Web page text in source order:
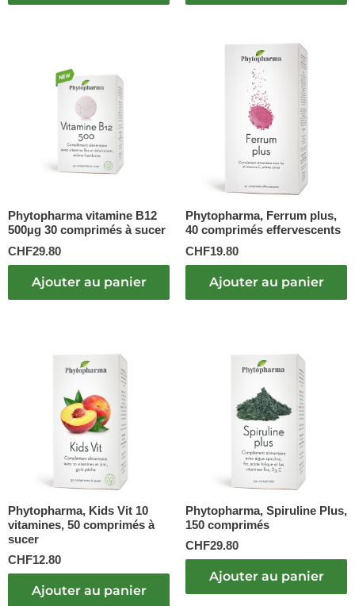
Phytopharma vitamine B12
500µg 30 comprimés à sucer
CHF29.80
Ajouter au panier
Phytopharma, Ferrum plus,
40 comprimés effervescents
CHF19.80
Ajouter au panier
Phytopharma, Kids Vit 10
vitamines, 50 comprimés à
sucer
CHF12.80
Ajouter au panier
Phytopharma, Spiruline Plus,
150 comprimés
CHF29.80
Ajouter au panier